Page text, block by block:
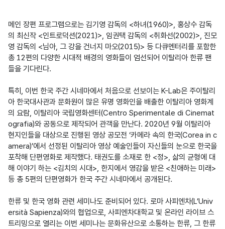
메인 장편 프로그램으로는 김기영 감독의 <하녀(1960)>, 홍상수 감독
의 최신작 <인트로덕션(2021)>, 임권택 감독의 <취화선(2002)>, 진모
영 감독의 <님아, 그 강을 건너지 마오(2015)> 등 다큐멘터리를 포함한
총 12편의 다양한 시대적 배경의 영화들이 엄선되어 이탈리아 한류 팬
들을 기다린다.
특히, 이번 한국 주간 시네마에서 처음으로 선보이는 K-Lab은 주이탈리
아 한국대사관과 문화원이 많은 유명 영화인을 배출한 이탈리아 영화계
의 요람, 이탈리아 국립영화센터(Centro Sperimentale di Cinemat
ografia)와 공동으로 제작되어 관객을 만난다. 2020년 9월 이탈리아
현지인들을 대상으로 진행된 영상 공모전 ‘카메라 속의 한국(Corea in c
amera)’에서 선정된 이탈리아 영상 예술인들이 자신들의 눈으로 한국을
포착해 단편영화로 제작했다. 태권도를 소재로 한 <정>, 삶의 균형에 대
해 이야기 하는 <김치의 시대>, 한지에서 영감을 받은 <친애하는 미래>
등 총 5편의 단편영화가 한국 주간 시네마에서 공개된다.
한류 및 한국 영화 관련 세미나도 준비되어 있다. 로마 사피엔차(L’Univ
ersità Sapienza)와의 협업으로, 사피엔차대학교 및 온라인 라이브 스
트리밍으로 열리는 이번 세미나는 문화유산으로 소통하는 한류, 그 한류